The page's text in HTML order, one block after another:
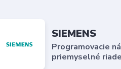
SIEMENS
Programovacie
priemyselné